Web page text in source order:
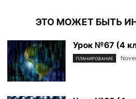
ЭТО МОЖЕТ БЫТЬ
Урок №67 (4
ПЛАНИРОВАНИЕ